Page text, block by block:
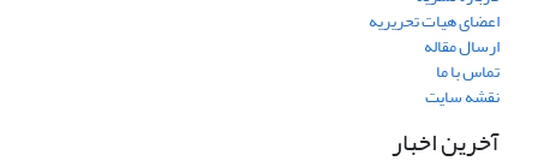
اعضای هیات تحریریه
ارسال مقاله
تماس با ما
نقشه سایت
آخرین اخبار